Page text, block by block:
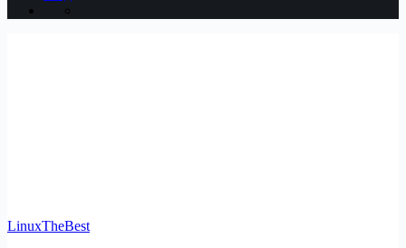
LinuxTheBest